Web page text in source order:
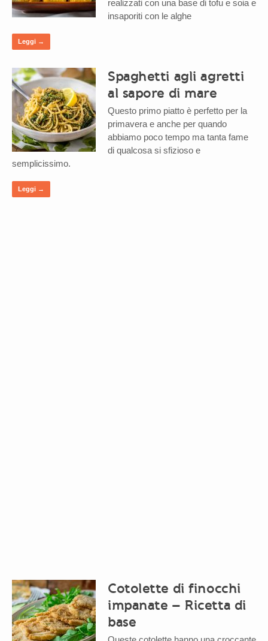
realizzati con una base di tofu e soia e
insaporiti con le alghe
Leggi →
Spaghetti agli agretti
al sapore di mare
Questo primo piatto è perfetto per la
primavera e anche per quando
abbiamo poco tempo ma tanta fame
di qualcosa si sfizioso e
semplicissimo.
Leggi →
Cotolette di finocchi
impanate – Ricetta di
base